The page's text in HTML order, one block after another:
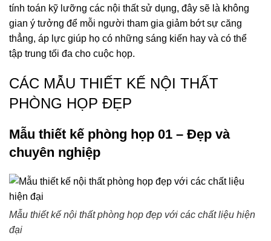
tính toán kỹ lưỡng các nội thất sử dụng, đây sẽ là không
gian ý tưởng để mỗi người tham gia giảm bớt sự căng
thẳng, áp lực giúp họ có những sáng kiến hay và có thể
tập trung tối đa cho cuộc họp.
CÁC MẪU THIẾT KẾ NỘI THẤT
PHÒNG HỌP ĐẸP
Mẫu thiết kế phòng họp 01 – Đẹp và
chuyên nghiệp
Mẫu thiết kế nội thất phòng họp đẹp với các chất liệu hiện
đại